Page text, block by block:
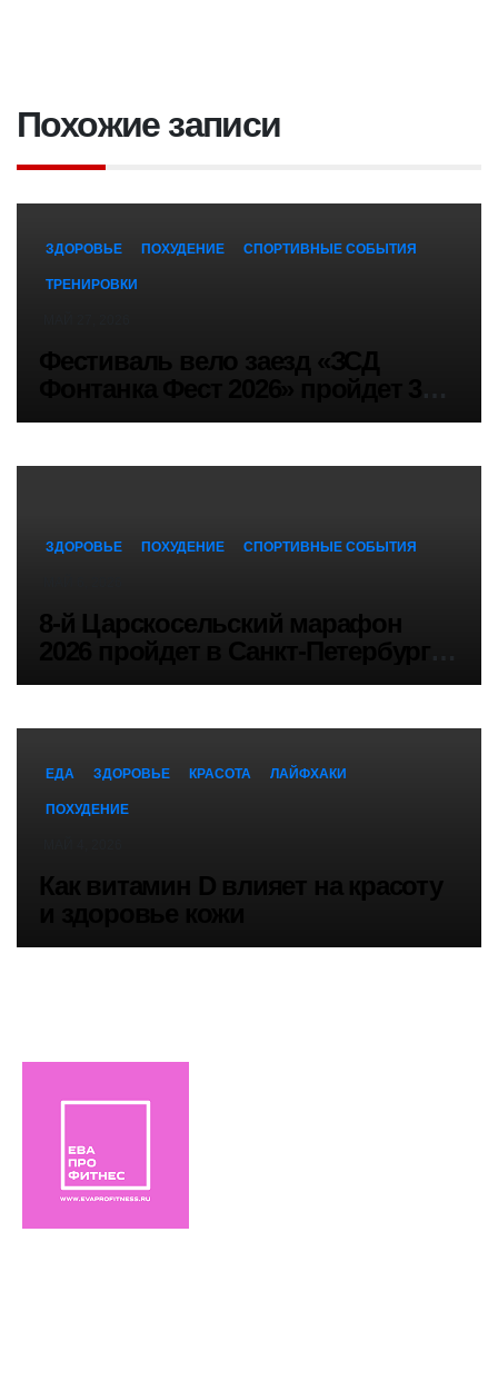
Похожие записи
ЗДОРОВЬЕ ПОХУДЕНИЕ СПОРТИВНЫЕ СОБЫТИЯ
ТРЕНИРОВКИ
Фестиваль вело заезд «ЗСД
мая в Санкт-Петербурге
ЗДОРОВЬЕ ПОХУДЕНИЕ СПОРТИВНЫЕ СОБЫТИЯ
8-й Царскосельский марафон
10 мая 2026
ЕДА ЗДОРОВЬЕ КРАСОТА ЛАЙФХАКИ
ПОХУДЕНИЕ
Как витамин D влияет на красоту